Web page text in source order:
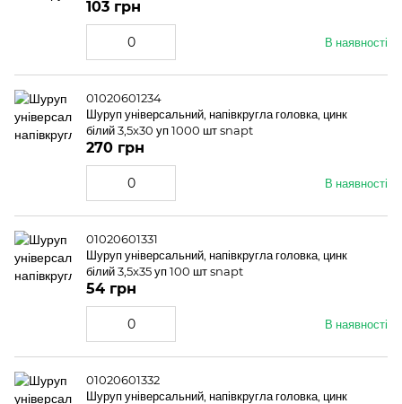
В наявності
103 грн
01020601234
Шуруп універсальний, напівкругла головка, цинк
білий 3,5x30 уп 1000 шт snapt
В наявності
270 грн
01020601331
Шуруп універсальний, напівкругла головка, цинк
білий 3,5x35 уп 100 шт snapt
В наявності
54 грн
01020601332
Шуруп універсальний, напівкругла головка, цинк